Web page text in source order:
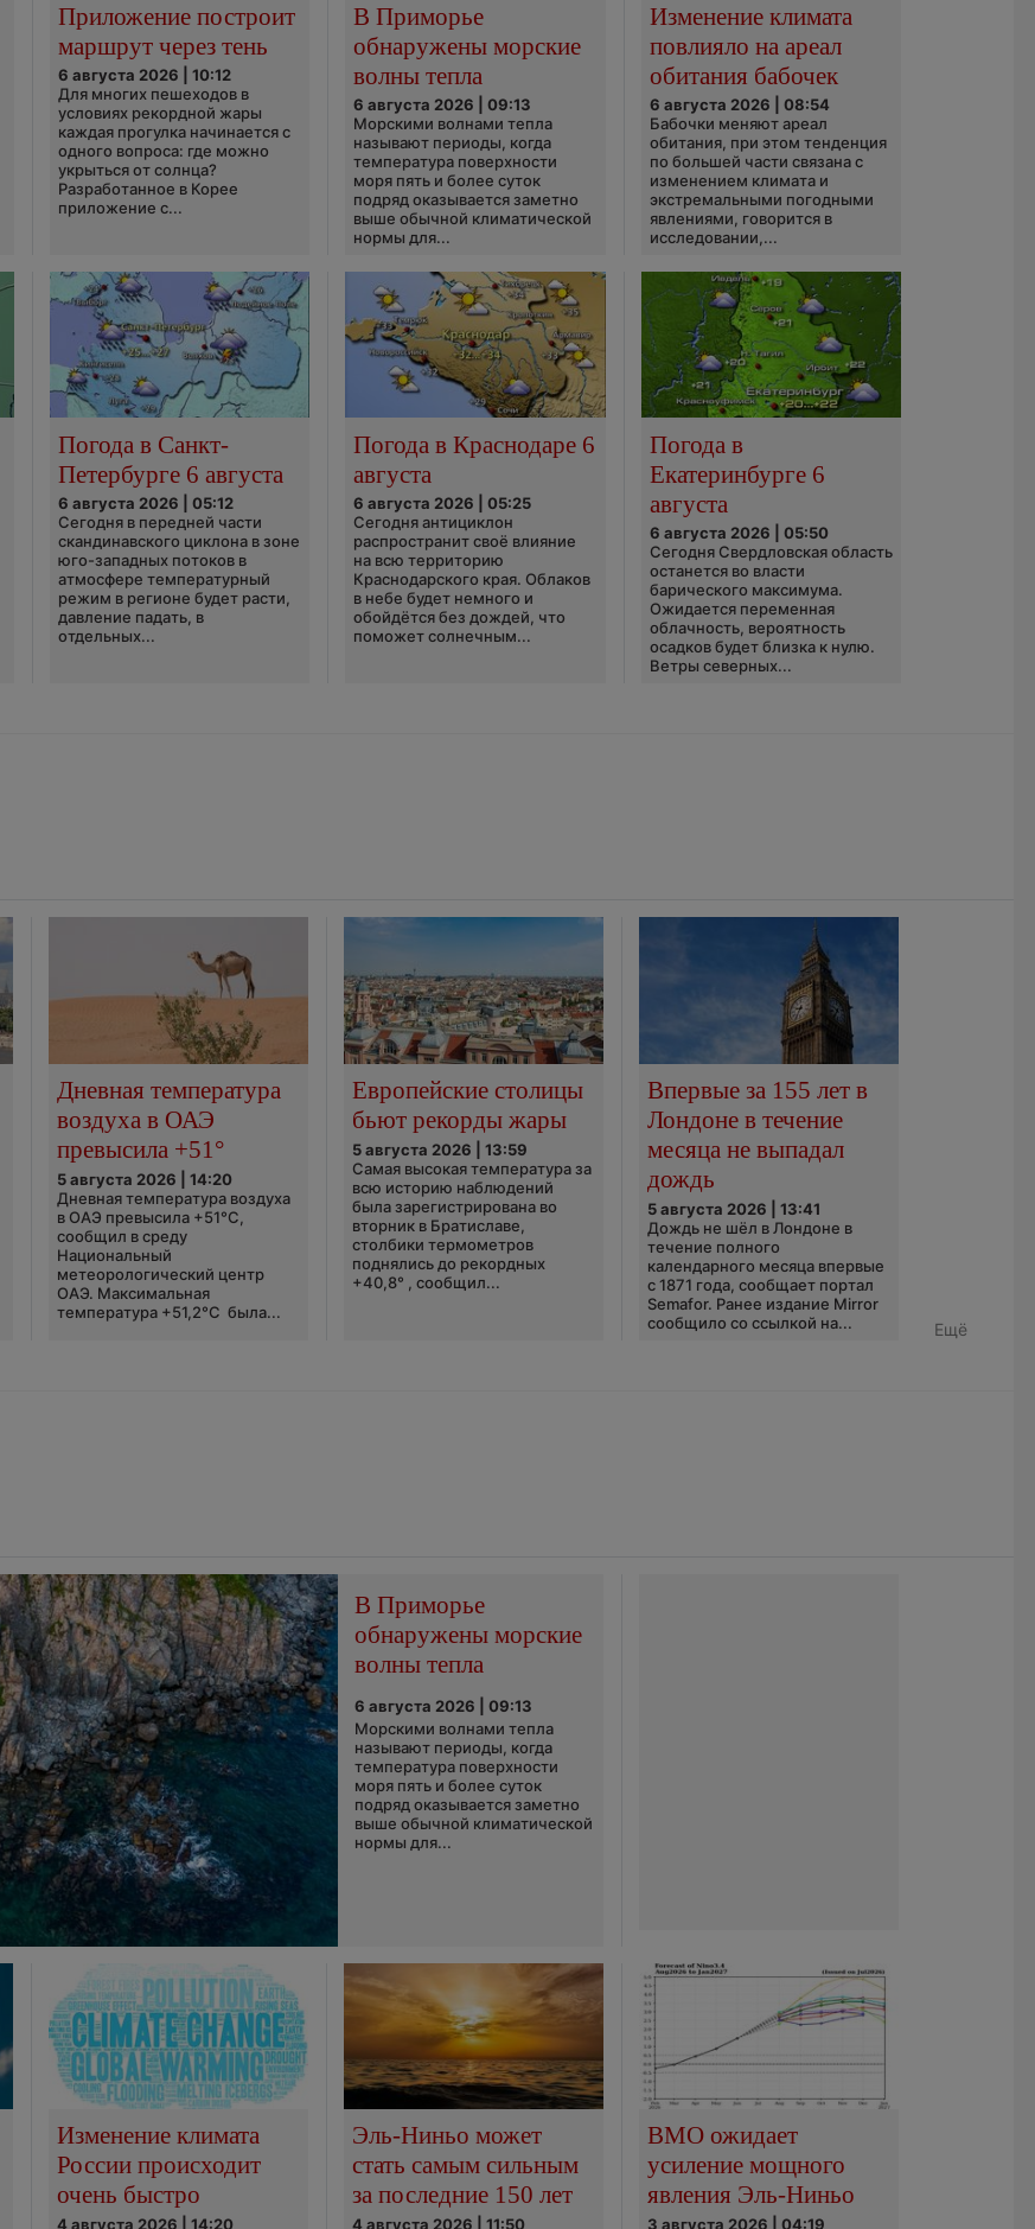
Приложение построит
маршрут через тень
6 августа 2026 | 10:12
Для многих пешеходов в
условиях рекордной жары
каждая прогулка начинается с
одного вопроса: где можно
укрыться от солнца?
Разработанное в Корее
приложение с...
В Приморье
обнаружены морские
волны тепла
6 августа 2026 | 09:13
Морскими волнами тепла
называют периоды, когда
температура поверхности
моря пять и более суток
подряд оказывается заметно
выше обычной климатической
нормы для...
Изменение климата
повлияло на ареал
обитания бабочек
6 августа 2026 | 08:54
Бабочки меняют ареал
обитания, при этом тенденция
по большей части связана с
изменением климата и
экстремальными погодными
явлениями, говорится в
исследовании,...
Погода в Санкт-
Петербурге 6 августа
6 августа 2026 | 05:12
Сегодня в передней части
скандинавского циклона в зоне
юго-западных потоков в
атмосфере температурный
режим в регионе будет расти,
давление падать, в
отдельных...
Погода в Краснодаре 6
августа
6 августа 2026 | 05:25
Сегодня антициклон
распространит своё влияние
на всю территорию
Краснодарского края. Облаков
в небе будет немного и
обойдётся без дождей, что
поможет солнечным...
Погода в
Екатеринбурге 6
августа
6 августа 2026 | 05:50
Сегодня Свердловская область
останется во власти
барического максимума.
Ожидается переменная
облачность, вероятность
осадков будет близка к нулю.
Ветры северных...
Дневная температура
воздуха в ОАЭ
превысила +51°
5 августа 2026 | 14:20
Дневная температура воздуха
в ОАЭ превысила +51°C,
сообщил в среду
Национальный
метеорологический центр
ОАЭ. Максимальная
температура +51,2°C была...
Европейские столицы
бьют рекорды жары
5 августа 2026 | 13:59
Самая высокая температура за
всю историю наблюдений
была зарегистрирована во
вторник в Братиславе,
столбики термометров
поднялись до рекордных
+40,8° , сообщил...
Впервые за 155 лет в
Лондоне в течение
месяца не выпадал
дождь
5 августа 2026 | 13:41
Дождь не шёл в Лондоне в
течение полного
календарного месяца впервые
с 1871 года, сообщает портал
Semafor. Ранее издание Mirror
сообщило со ссылкой на...
Ещё
В Приморье
обнаружены морские
волны тепла
6 августа 2026 | 09:13
Морскими волнами тепла
называют периоды, когда
температура поверхности
моря пять и более суток
подряд оказывается заметно
выше обычной климатической
нормы для...
Изменение климата
России происходит
очень быстро
4 августа 2026 | 14:20
Эль-Ниньо может
стать самым сильным
за последние 150 лет
4 августа 2026 | 11:50
ВМО ожидает
усиление мощного
явления Эль-Ниньо
3 августа 2026 | 04:19